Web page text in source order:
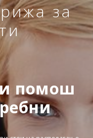
за
помош